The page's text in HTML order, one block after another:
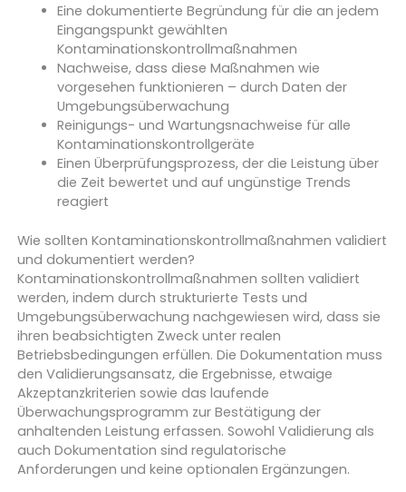
Eine dokumentierte Begründung für die an jedem
Eingangspunkt gewählten
Kontaminationskontrollmaßnahmen
Nachweise, dass diese Maßnahmen wie
vorgesehen funktionieren – durch Daten der
Umgebungsüberwachung
Reinigungs- und Wartungsnachweise für alle
Kontaminationskontrollgeräte
Einen Überprüfungsprozess, der die Leistung über
die Zeit bewertet und auf ungünstige Trends
reagiert
Wie sollten Kontaminationskontrollmaßnahmen validiert
und dokumentiert werden?
Kontaminationskontrollmaßnahmen sollten validiert
werden, indem durch strukturierte Tests und
Umgebungsüberwachung nachgewiesen wird, dass sie
ihren beabsichtigten Zweck unter realen
Betriebsbedingungen erfüllen. Die Dokumentation muss
den Validierungsansatz, die Ergebnisse, etwaige
Akzeptanzkriterien sowie das laufende
Überwachungsprogramm zur Bestätigung der
anhaltenden Leistung erfassen. Sowohl Validierung als
auch Dokumentation sind regulatorische
Anforderungen und keine optionalen Ergänzungen.